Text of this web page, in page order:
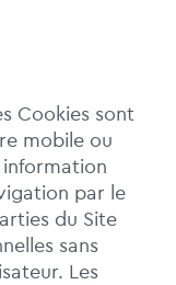
Cookies sont
mobile ou
par le
du Site
sans
Les